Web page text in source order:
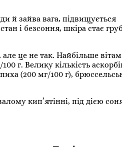
й зайва вага, підвищується
і безсоння, шкіра стає
це не так. Найбільше
г. Велику кількість
(200 мг/100 г),
кип’ятінні, під дією